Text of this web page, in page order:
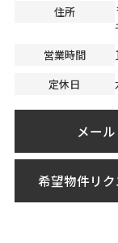
住所
営業時間
定休日
メール
希望物件リ